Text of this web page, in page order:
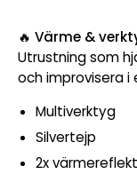
🔥 Värme &
Utrustning som
och improvisera i
Multiverktyg
Silvertejp
2x